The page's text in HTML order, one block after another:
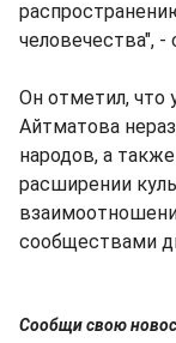
человечества", -
Он отметил, что
Айтматова
народов, а
расширении
сообществами
Сообщи свою